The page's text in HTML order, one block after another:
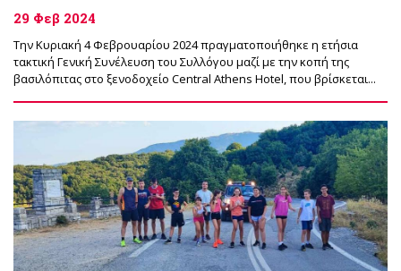
29 Φεβ 2024
Την Κυριακή 4 Φεβρουαρίου 2024 πραγματοποιήθηκε η ετήσια
τακτική Γενική Συνέλευση του Συλλόγου μαζί με την κοπή της
βασιλόπιτας στο ξενοδοχείο Central Athens Hotel, που βρίσκεται...